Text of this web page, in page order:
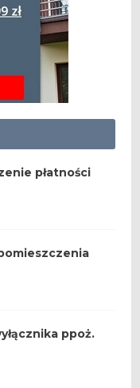
płatności
ppoż.